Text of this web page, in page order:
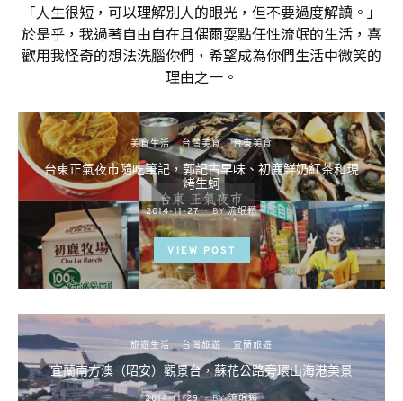
「人生很短，可以理解別人的眼光，但不要過度解讀。」
於是乎，我過著自由自在且偶爾耍點任性流氓的生活，喜
歡用我怪奇的想法洗腦你們，希望成為你們生活中微笑的
理由之一。
美食生活 台灣美食 台東美食
台東正氣夜市隨吃筆記，郭記古早味、初鹿鮮奶紅茶和現
烤生蚵
POSTED
ON
2014-11-27 BY 流氓顆
VIEW POST
旅遊生活 台灣旅遊 宜蘭旅遊
宜蘭南方澳（昭安）觀景台，蘇花公路旁環山海港美景
POSTED